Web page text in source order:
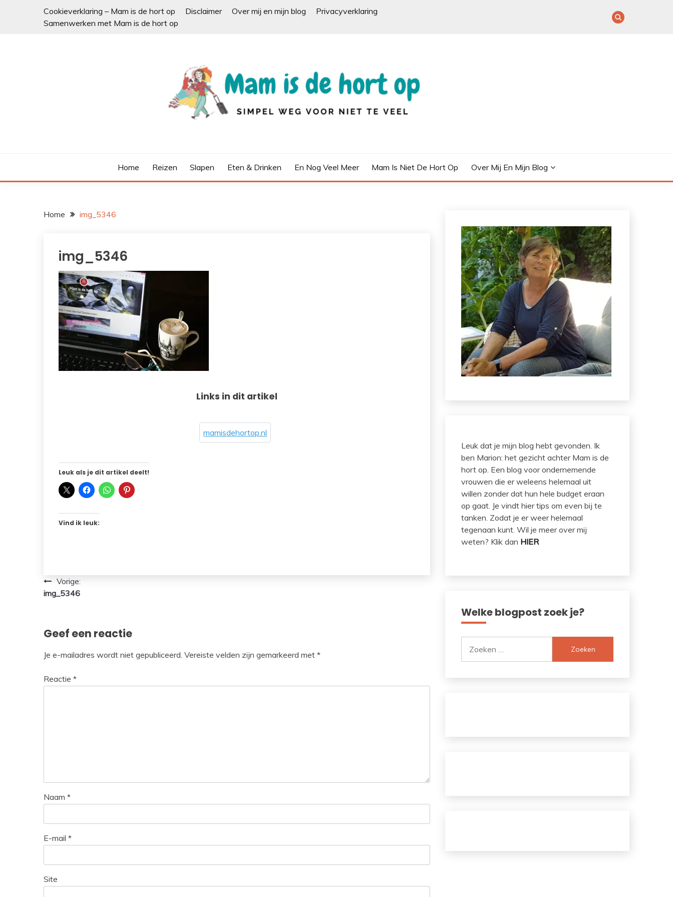
Cookieverklaring – Mam is de hort op Disclaimer Over mij en mijn blog
Privacyverklaring
Samenwerken met Mam is de hort op
Home Reizen Slapen Eten & Drinken En Nog Veel Meer Mam Is Niet De Hort Op Over Mij En Mijn Blog
Home img_5346
img_5346
Links in dit artikel
mamisdehortop.nl
Leuk als je dit artikel deelt!
Vind ik leuk:
Bericht
navigatie
Vorige:
img_5346
Geef een reactie
Je e-mailadres wordt niet gepubliceerd. Vereiste velden zijn gemarkeerd met *
Reactie *
Naam *
E-mail *
Site
Leuk dat je mijn blog hebt gevonden. Ik
ben Marion: het gezicht achter Mam is de
hort op. Een blog voor ondernemende
vrouwen die er weleens helemaal uit
willen zonder dat hun hele budget eraan
op gaat. Je vindt hier tips om even bij te
tanken. Zodat je er weer helemaal
tegenaan kunt. Wil je meer over mij
weten? Klik dan HIER
Welke blogpost zoek je?
naar: